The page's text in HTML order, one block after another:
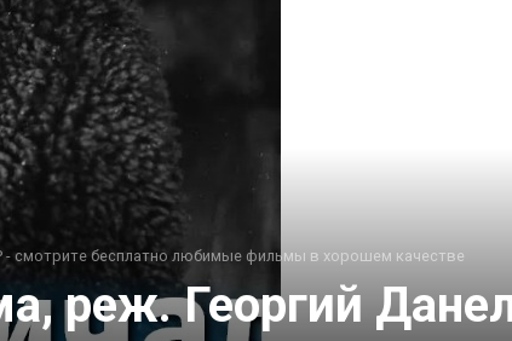
- смотрите бесплатно любимые фильмы в хорошем качестве
реж. Георгий